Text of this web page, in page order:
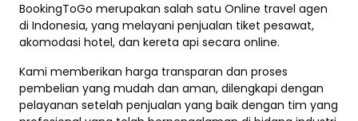
BookingToGo merupakan salah satu Online travel agen
di Indonesia, yang melayani penjualan tiket pesawat,
akomodasi hotel, dan kereta api secara online.
Kami memberikan harga transparan dan proses
pembelian yang mudah dan aman, dilengkapi dengan
pelayanan setelah penjualan yang baik dengan tim yang